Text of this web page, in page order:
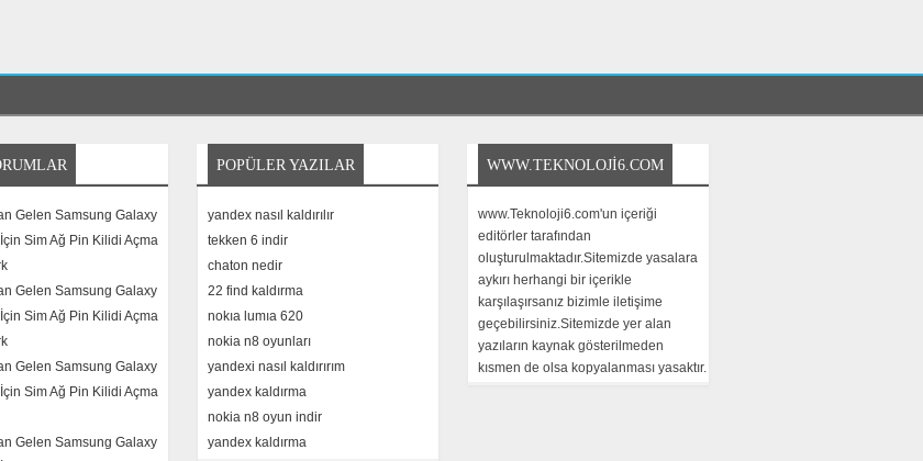
Gelen Samsung Galaxy
Sim Ağ Pin Kilidi Açma
Gelen Samsung Galaxy
Sim Ağ Pin Kilidi Açma
Gelen Samsung Galaxy
Sim Ağ Pin Kilidi Açma
Gelen Samsung Galaxy
POPÜLER YAZILAR
yandex nasıl kaldırılır
tekken 6 indir
chaton nedir
22 find kaldırma
nokıa lumıa 620
nokia n8 oyunları
yandexi nasıl kaldırırım
yandex kaldırma
nokia n8 oyun indir
yandex kaldırma
WWW.TEKNOLOJI6.COM
www.Teknoloji6.com'un içeriği
editörler tarafından
oluşturulmaktadır.Sitemizde yasalara
aykırı herhangi bir içerikle
karşılaşırsanız bizimle iletişime
geçebilirsiniz.Sitemizde yer alan
yazıların kaynak gösterilmeden
kısmen de olsa kopyalanması yasaktır.